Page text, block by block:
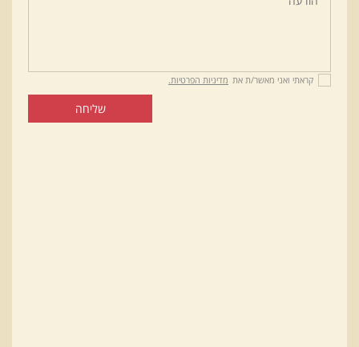
קראתי ואני מאשר/ת את מדיניות הפרטיות.
שליחה